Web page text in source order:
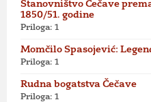
Stanovništvo Čečave
1850/51. godine
Priloga: 1
Momčilo Spasojević:
Priloga: 1
Rudna bogatstva Čečave
Priloga: 1